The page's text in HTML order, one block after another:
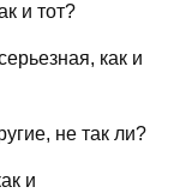
и тот?
как и
не так ли?
и